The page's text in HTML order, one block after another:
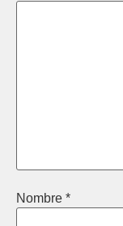
Nombre *